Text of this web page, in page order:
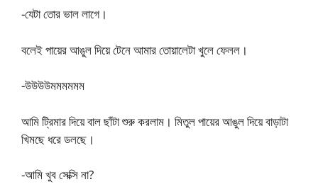
-যেটা তোর ভাল লাগে।
বলেই পায়ের আঙুল দিয়ে টেনে আমার তোয়ালেটা খুলে ফেলল।
-উউউউমমমমমম
আমি ট্রিমার দিয়ে বাল ছাঁটা শুরু করলাম। মিতুল পায়ের আঙুল দিয়ে বাড়াটা
খিমছে ধরে ডলছে।
-আমি খুব সেক্সি না?